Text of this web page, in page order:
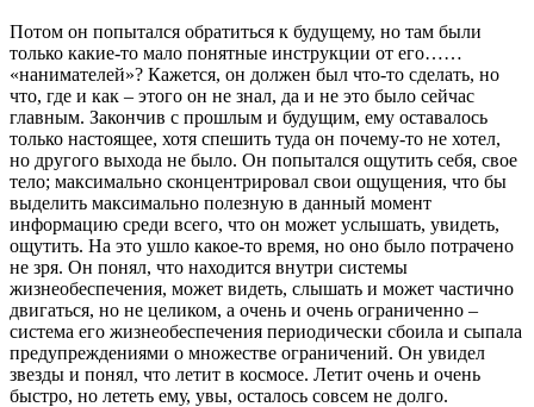
Потом он попытался обратиться к будущему, но там были
только какие-то мало понятные инструкции от его……
«нанимателей»? Кажется, он должен был что-то сделать, но
что, где и как – этого он не знал, да и не это было сейчас
главным. Закончив с прошлым и будущим, ему оставалось
только настоящее, хотя спешить туда он почему-то не хотел,
но другого выхода не было. Он попытался ощутить себя, свое
тело; максимально сконцентрировал свои ощущения, что бы
выделить максимально полезную в данный момент
информацию среди всего, что он может услышать, увидеть,
ощутить. На это ушло какое-то время, но оно было потрачено
не зря. Он понял, что находится внутри системы
жизнеобеспечения, может видеть, слышать и может частично
двигаться, но не целиком, а очень и очень ограниченно –
система его жизнеобеспечения периодически сбоила и сыпала
предупреждениями о множестве ограничений. Он увидел
звезды и понял, что летит в космосе. Летит очень и очень
быстро, но лететь ему, увы, осталось совсем не долго.